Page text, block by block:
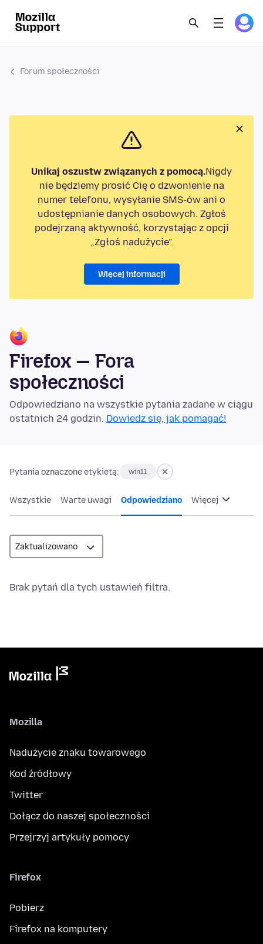
Forum społeczności
Unikaj oszustw związanych z pomocą.Nigdy
nie będziemy prosić Cię o dzwonienie na
numer telefonu, wysyłanie SMS-ów ani o
udostępnianie danych osobowych. Zgłoś
podejrzaną aktywność, korzystając z opcji
„Zgłoś nadużycie”.
Więcej informacji
Firefox — Fora
społeczności
Odpowiedziano na wszystkie pytania zadane w ciągu
ostatnich 24 godzin. Dowiedz się, jak pomagać!
Pytania oznaczone etykietą: win11
Wszystkie Warte uwagi Odpowiedziano Więcej
Brak pytań dla tych ustawień filtra.
Mozilla
Nadużycie znaku towarowego
Kod źródłowy
Twitter
Dołącz do naszej społeczności
Przejrzyj artykuły pomocy
Firefox
Pobierz
Firefox na komputery